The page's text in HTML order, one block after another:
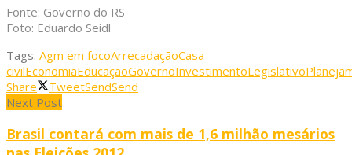
Fonte: Governo do RS
Foto: Eduardo Seidl
Tags: Agm em focoArrecadaçãoCasa
civilEconomiaEducaçãoGovernoInvestimentoLegislativo
Share
TweetSendSend
Next Post
Brasil contará com mais de 1,6 milhão mesários